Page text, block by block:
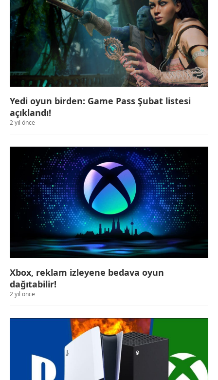
Yedi oyun birden: Game Pass Şubat listesi
açıklandı!
2 yıl önce
Xbox, reklam izleyene bedava oyun
dağıtabilir!
2 yıl önce